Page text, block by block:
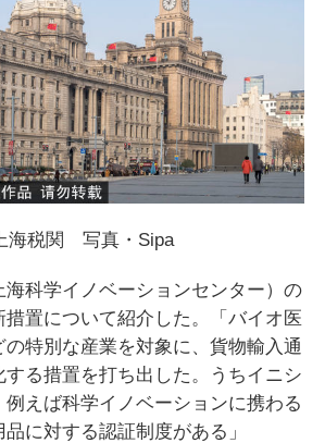
上海税関 写真・Sipa
海科学イノベーションセンター）の
置について紹介した。「バイオ医
特別な産業を対象に、貨物輸入通
る措置を打ち出した。うちイニシ
えば科学イノベーションに携わる
に対する認証制度がある」